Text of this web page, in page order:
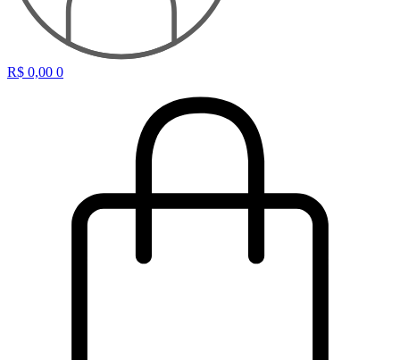
R$ 0,00 0